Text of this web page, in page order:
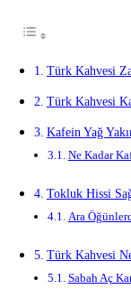
Türk Kahvesi
Türk Kahvesi
Kafein Yağ
Ne Kadar
Tokluk Hissi
Ara
Türk Kahvesi
Sabah Aç